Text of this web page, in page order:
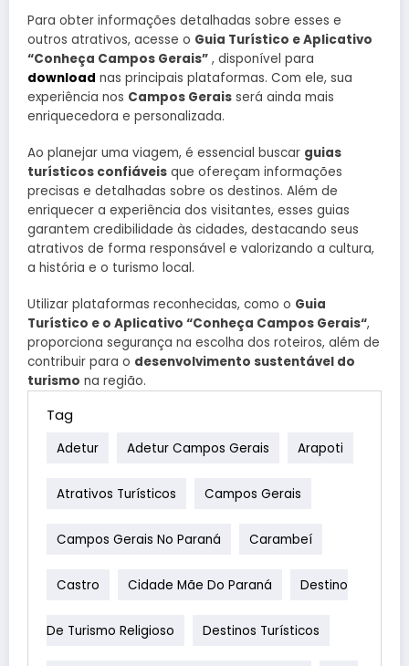
Para obter informações detalhadas sobre esses e
outros atrativos, acesse o Guia Turístico e Aplicativo
“Conheça Campos Gerais” , disponível para
download nas principais plataformas. Com ele, sua
experiência nos Campos Gerais será ainda mais
enriquecedora e personalizada.
Ao planejar uma viagem, é essencial buscar guias
turísticos confiáveis que ofereçam informações
precisas e detalhadas sobre os destinos. Além de
enriquecer a experiência dos visitantes, esses guias
garantem credibilidade às cidades, destacando seus
atrativos de forma responsável e valorizando a cultura,
a história e o turismo local.
Utilizar plataformas reconhecidas, como o Guia
Turístico e o Aplicativo “Conheça Campos Gerais“,
proporciona segurança na escolha dos roteiros, além de
contribuir para o desenvolvimento sustentável do
turismo na região.
Tag
Adetur Adetur Campos Gerais Arapoti
Atrativos Turísticos Campos Gerais
Campos Gerais No Paraná Carambeí
Castro Cidade Mãe Do Paraná Destino
De Turismo Religioso Destinos Turísticos